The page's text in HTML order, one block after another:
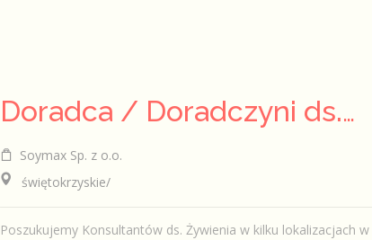
Doradca / Doradczyni ds. Żywienia Zwierząt
Soymax Sp. z o.o.
świętokrzyskie/
Poszukujemy Konsultantów ds. Żywienia w kilku lokalizacjach w